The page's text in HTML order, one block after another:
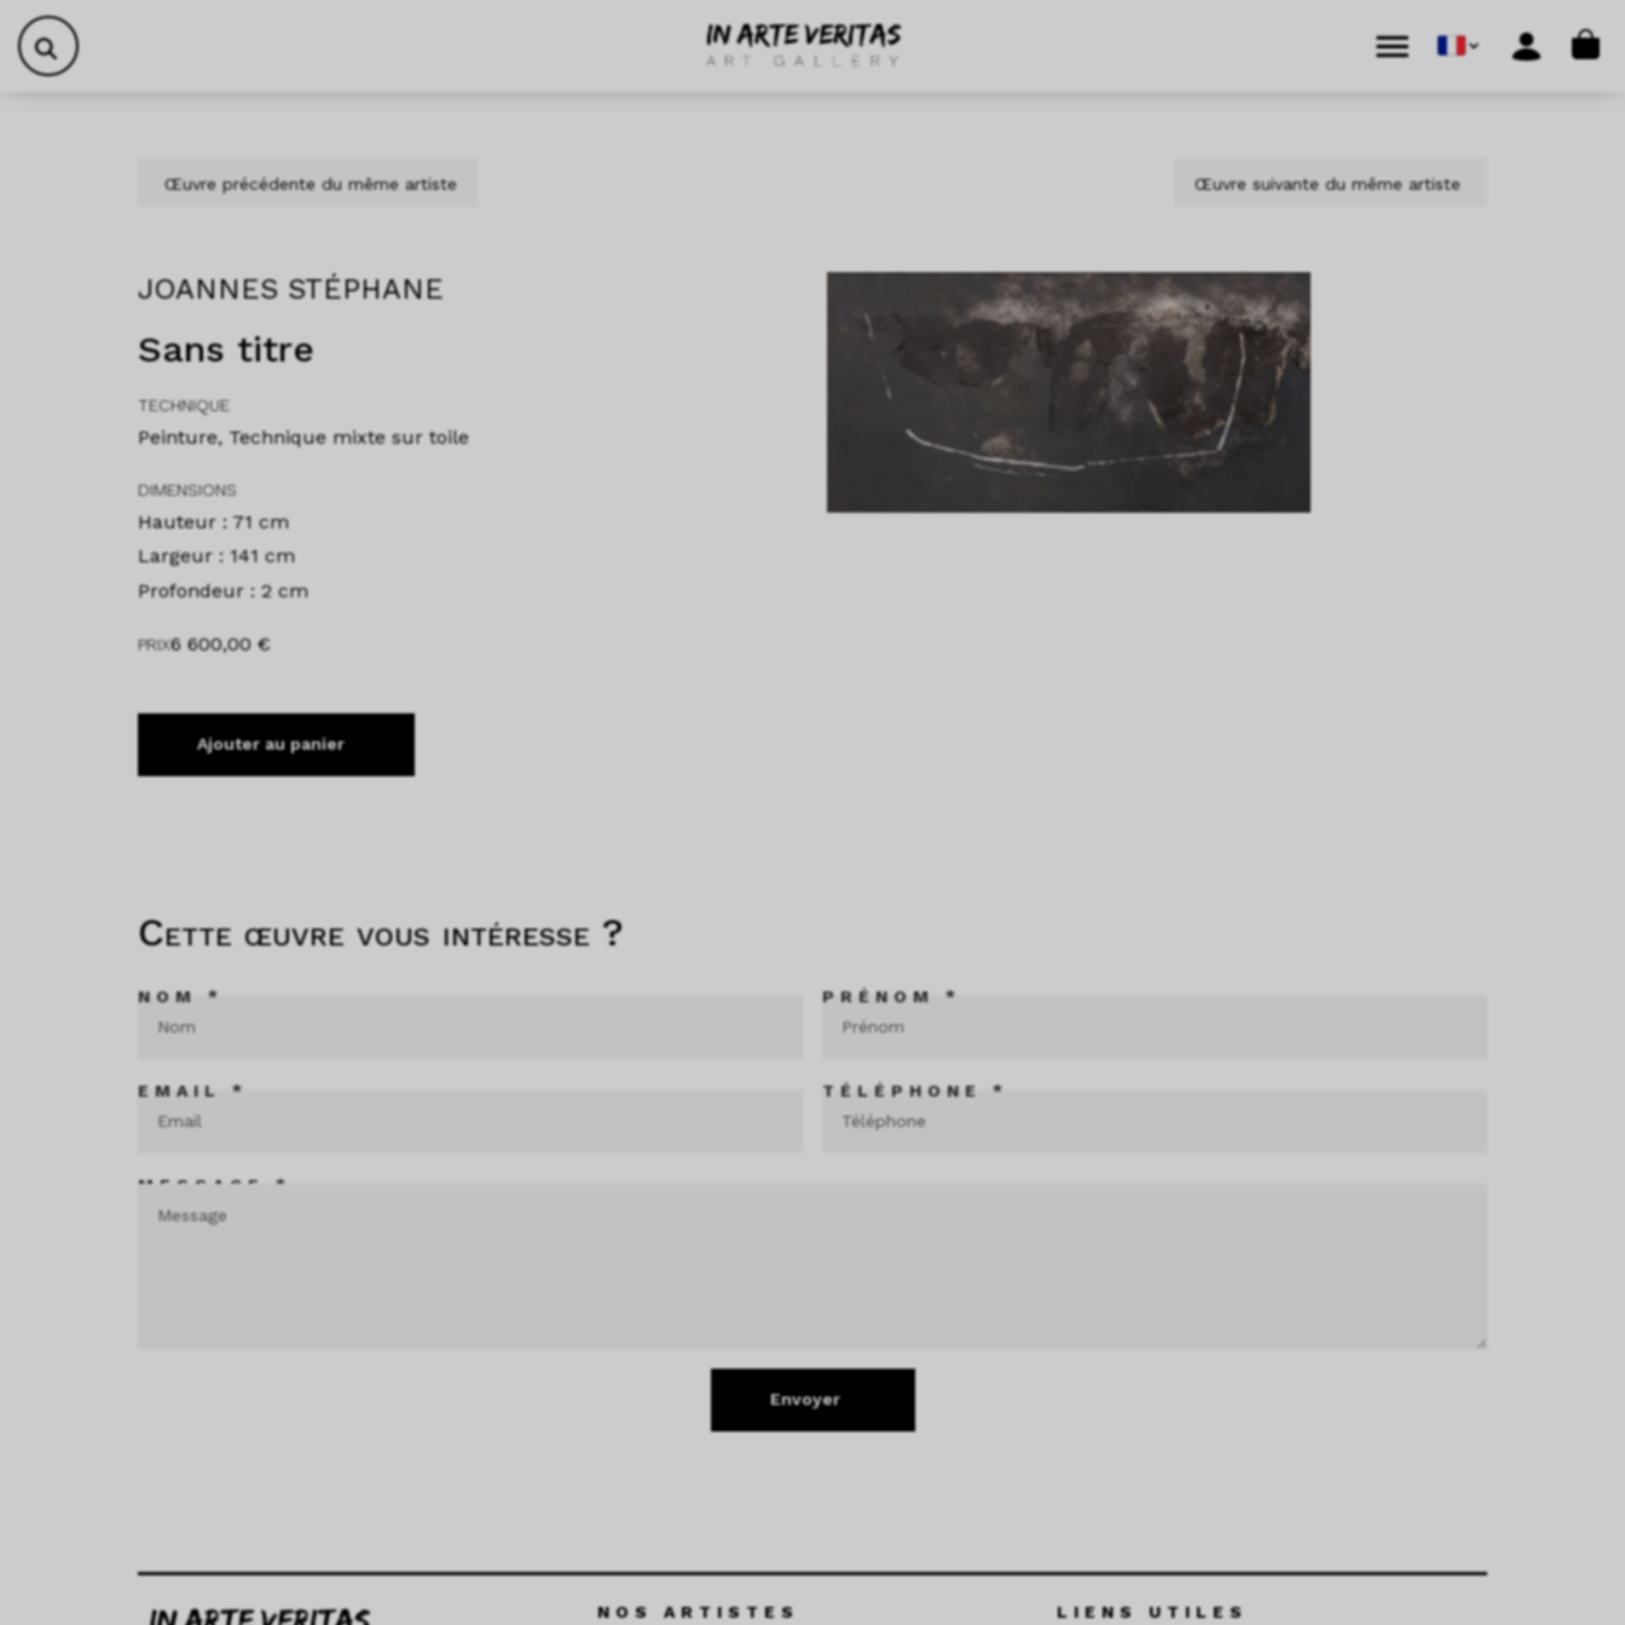
Aller au contenu
Skip to footer
Cart
Œuvre précédente du même artiste Œuvre suivante du même artiste
JOANNES STÉPHANE
Sans titre
TECHNIQUE
Peinture, Technique mixte sur toile
DIMENSIONS
Hauteur : 71 cm
Largeur : 141 cm
Profondeur : 2 cm
PRIX6 600,00 €
Ajouter au panier
Cette œuvre vous intéresse ?
NOM * PRÉNOM *
EMAIL * TÉLÉPHONE *
MESSAGE *
Envoyer
NOS ARTISTES LIENS UTILES